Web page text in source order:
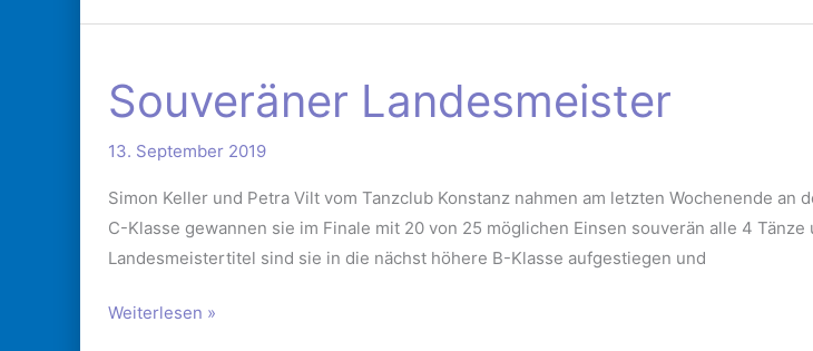
Souveräner Landesmeister
13. September 2019
Simon Keller und Petra Vilt vom Tanzclub Konstanz nahmen am letzten Wochenende
C-Klasse gewannen sie im Finale mit 20 von 25 möglichen Einsen souverän alle 4
Landesmeistertitel sind sie in die nächst höhere B-Klasse aufgestiegen und
Landesmeister
Weiterlesen »